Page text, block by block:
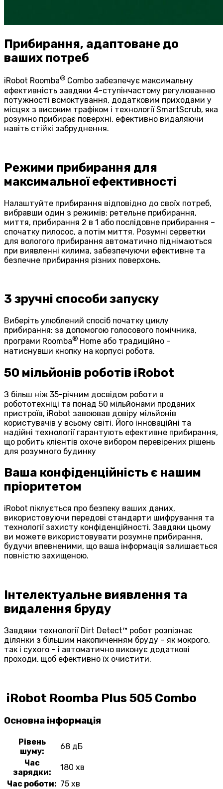
Прибирання, адаптоване до
ваших потреб
iRobot Roomba® Combo забезпечує максимальну
ефективність завдяки 4-ступінчастому регулюванню
потужності всмоктування, додатковим приходами у
місцях з високим трафіком і технології SmartScrub, яка
розумно прибирає поверхні, ефективно видаляючи
навіть стійкі забруднення.
Режими прибирання для
максимальної ефективності
Налаштуйте прибирання відповідно до своїх потреб,
вибравши один з режимів: ретельне прибирання,
миття, прибирання 2 в 1 або послідовне прибирання –
спочатку пилосос, а потім миття. Розумні серветки
для вологого прибирання автоматично піднімаються
при виявленні килима, забезпечуючи ефективне та
безпечне прибирання різних поверхонь.
3 зручні способи запуску
Виберіть улюблений спосіб початку циклу
прибирання: за допомогою голосового помічника,
програми Roomba® Home або традиційно –
натиснувши кнопку на корпусі робота.
50 мільйонів роботів iRobot
З більш ніж 35-річним досвідом роботи в
робототехніці та понад 50 мільйонами проданих
пристроїв, iRobot завоював довіру мільйонів
користувачів у всьому світі. Його інноваційні та
надійні технології гарантують ефективне прибирання,
що робить клієнтів охоче вибором перевірених рішень
для розумного будинку
Ваша конфіденційність є нашим
пріоритетом
iRobot піклується про безпеку ваших даних,
використовуючи передові стандарти шифрування та
технології захисту конфіденційності. Завдяки цьому
ви можете використовувати розумне прибирання,
будучи впевненими, що ваша інформація залишається
повністю захищеною.
Інтелектуальне виявлення та
видалення бруду
Завдяки технології Dirt Detect™ робот розпізнає
ділянки з більшим накопиченням бруду – як мокрого,
так і сухого – і автоматично виконує додаткові
проходи, щоб ефективно їх очистити.
iRobot Roomba Plus 505 Combo
Основна інформація
Рівень
шуму:
68 дБ
Час
зарядки:
180 хв
Час роботи: 75 хв